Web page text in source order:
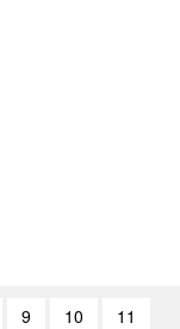
9 10
11